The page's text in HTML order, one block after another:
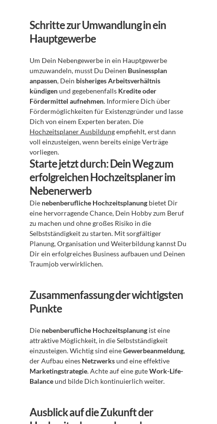
Schritte zur Umwandlung in ein
Hauptgewerbe
Um Dein Nebengewerbe in ein Hauptgewerbe
umzuwandeln, musst Du Deinen Businessplan
anpassen, Dein bisheriges Arbeitsverhältnis
kündigen und gegebenenfalls Kredite oder
Fördermittel aufnehmen. Informiere Dich über
Fördermöglichkeiten für Existenzgründer und lasse
Hochzeitsplaner Ausbildung empfiehlt, erst dann
voll einzusteigen, wenn bereits einige Verträge
vorliegen.
Starte jetzt durch: Dein Weg zum
erfolgreichen Hochzeitsplaner im
Nebenerwerb
Die nebenberufliche Hochzeitsplanung bietet Dir
eine hervorragende Chance, Dein Hobby zum Beruf
zu machen und ohne großes Risiko in die
Selbstständigkeit zu starten. Mit sorgfältiger
Planung, Organisation und Weiterbildung kannst Du
Dir ein erfolgreiches Business aufbauen und Deinen
Traumjob verwirklichen.
Zusammenfassung der wichtigsten
Punkte
Die nebenberufliche Hochzeitsplanung ist eine
attraktive Möglichkeit, in die Selbstständigkeit
einzusteigen. Wichtig sind eine Gewerbeanmeldung,
der Aufbau eines Netzwerks
Marketingstrategie. Achte auf eine gute Work-Life-
Balance und bilde Dich kontinuierlich weiter.
Ausblick auf die Zukunft der